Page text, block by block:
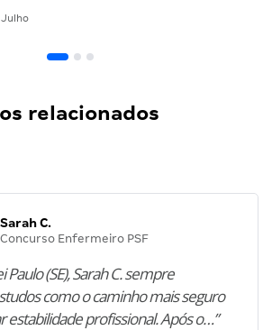
relacionados
Sarah C.
Concurso Enfermeiro PSF
Paulo (SE), Sarah C. sempre
como o caminho mais seguro
estabilidade profissional. Após o…”